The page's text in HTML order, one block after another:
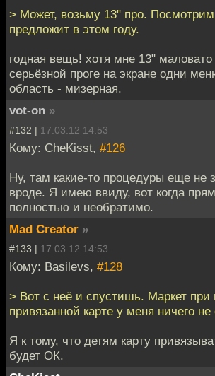
> Может, возьму 13" про.
предложит в этом году.
годная вещь! хотя мне 13"
серьёзной проге на экране одни
область - мизерная.
vot-on »
#132 | 17.03.12 14:53
Кому: CheKisst, #126
Ну, там какие-то процедуры еще не
вроде. Я имею ввиду, вот когда
полностью и необратимо.
Mad Creator »
#133 | 17.03.12 14:53
Кому: Basilevs, #128
> Вот с неё и спустишь. Маркет при
привязанной карте у меня ничего
Я к тому, что детям карту
будет ОК.